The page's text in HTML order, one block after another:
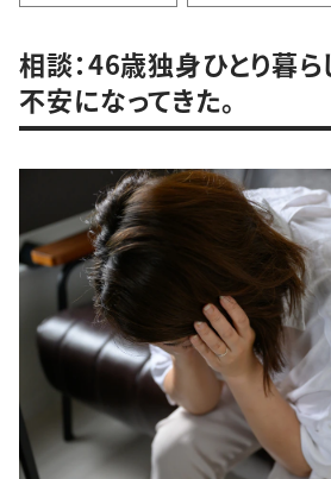
相談：46歳独身ひとり暮ら
不安になってきた。